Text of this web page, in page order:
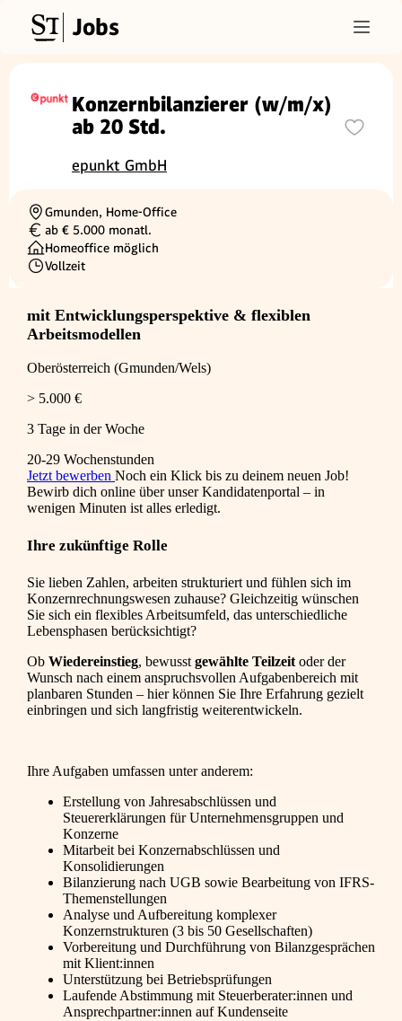
Jobs
Konzernbilanzierer (w/m/x)
ab 20 Std.
epunkt GmbH
Ortschaft
Gmunden, Home-Office
Gehalt
ab € 5.000 monatl.
Homeoffice möglich
Beschäftigungsart
Vollzeit
mit Entwicklungsperspektive & flexiblen
Arbeitsmodellen
Oberösterreich (Gmunden/Wels)
> 5.000 €
3 Tage in der Woche
20-29 Wochenstunden
Jetzt bewerben Noch ein Klick bis zu deinem neuen Job!
Bewirb dich online über unser Kandidatenportal – in
wenigen Minuten ist alles erledigt.
Ihre zukünftige Rolle
Sie lieben Zahlen, arbeiten strukturiert und fühlen sich im
Konzernrechnungswesen zuhause? Gleichzeitig wünschen
Sie sich ein flexibles Arbeitsumfeld, das unterschiedliche
Lebensphasen berücksichtigt?
Ob Wiedereinstieg, bewusst gewählte Teilzeit oder der
Wunsch nach einem anspruchsvollen Aufgabenbereich mit
planbaren Stunden – hier können Sie Ihre Erfahrung gezielt
einbringen und sich langfristig weiterentwickeln.
Ihre Aufgaben umfassen unter anderem:
Erstellung von Jahresabschlüssen und
Steuererklärungen für Unternehmensgruppen und
Konzerne
Mitarbeit bei Konzernabschlüssen und
Konsolidierungen
Bilanzierung nach UGB sowie Bearbeitung von IFRS-
Themenstellungen
Analyse und Aufbereitung komplexer
Konzernstrukturen (3 bis 50 Gesellschaften)
Vorbereitung und Durchführung von Bilanzgesprächen
mit Klient:innen
Unterstützung bei Betriebsprüfungen
Laufende Abstimmung mit Steuerberater:innen und
Ansprechpartner:innen auf Kundenseite